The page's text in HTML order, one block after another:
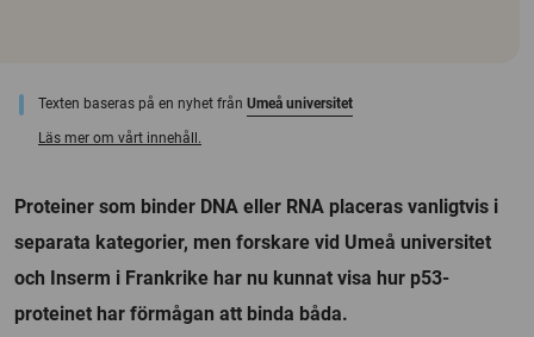
Texten baseras på en nyhet från Umeå universitet
Läs mer om vårt innehåll.
Proteiner som binder DNA eller RNA placeras vanligtvis i
separata kategorier, men forskare vid Umeå universitet
och Inserm i Frankrike har nu kunnat visa hur p53-
proteinet har förmågan att binda båda.